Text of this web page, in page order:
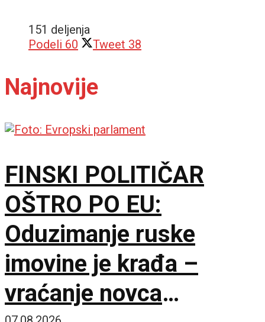
151 deljenja
Podeli 60 Tweet 38
Najnovije
FINSKI POLITIČAR
OŠTRO PO EU:
Oduzimanje ruske
imovine je krađa –
vraćanje novca